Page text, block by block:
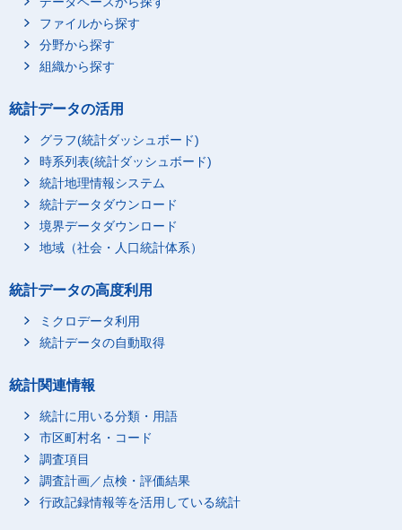
ファイルから探す
分野から探す
組織から探す
統計データの活用
グラフ(統計ダッシュボード)
時系列表(統計ダッシュボード)
統計地理情報システム
統計データダウンロード
境界データダウンロード
地域（社会・人口統計体系）
統計データの高度利用
ミクロデータ利用
統計データの自動取得
統計関連情報
統計に用いる分類・用語
市区町村名・コード
調査項目
調査計画／点検・評価結果
行政記録情報等を活用している統計